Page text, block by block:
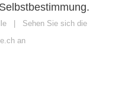
| Sehen Sie sich die
an